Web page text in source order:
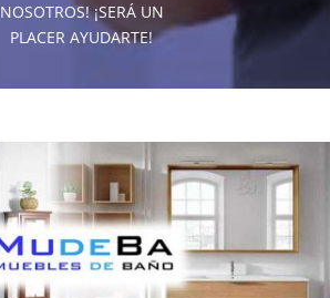
NOSOTROS! ¡SERÁ UN
PLACER AYUDARTE!